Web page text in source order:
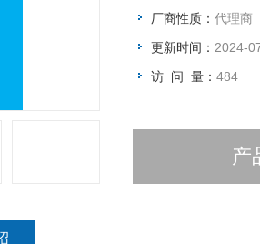
厂商性质： 代理商
更新时间： 2024-
访 问 量： 484
产